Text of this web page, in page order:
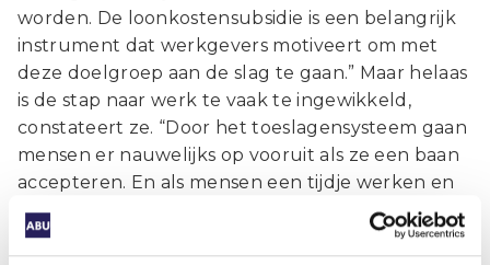
worden. De loonkostensubsidie is een belangrijk
instrument dat werkgevers motiveert om met
deze doelgroep aan de slag te gaan.” Maar helaas
is de stap naar werk te vaak te ingewikkeld,
constateert ze. “Door het toeslagensysteem gaan
mensen er nauwelijks op vooruit als ze een baan
accepteren. En als mensen een tijdje werken en
dan weer terugvallen in de uitkering, worden ze
met ingewikkelde berekeningen geconfronteerd.